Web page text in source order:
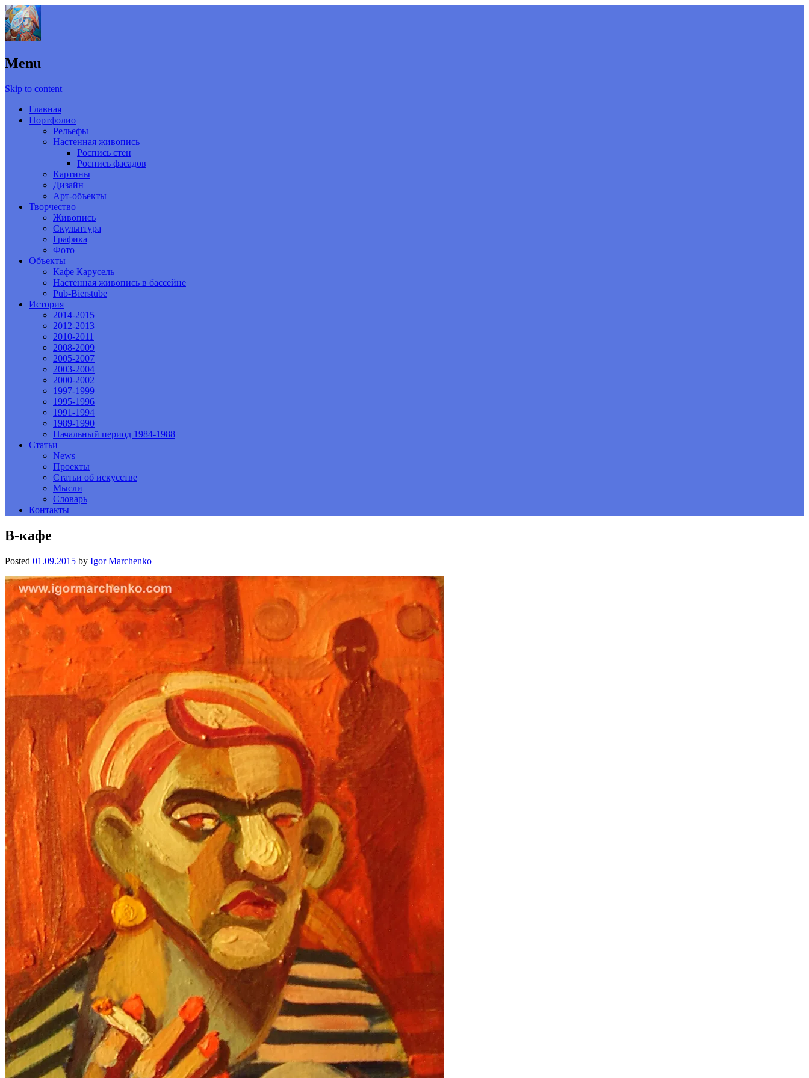
Menu
Skip to content
Главная
Портфолио
Рельефы
Настенная живопись
Роспись стен
Роспись фасадов
Картины
Дизайн
Арт-объекты
Творчество
Живопись
Скульптура
Графика
Фото
Объекты
Кафе Карусель
Настенная живопись в бассейне
Pub-Bierstube
История
2014-2015
2012-2013
2010-2011
2008-2009
2005-2007
2003-2004
2000-2002
1997-1999
1995-1996
1991-1994
1989-1990
Начальный период 1984-1988
Статьи
News
Проекты
Статьи об искусстве
Мысли
Словарь
Контакты
В-кафе
Posted 01.09.2015 by Igor Marchenko